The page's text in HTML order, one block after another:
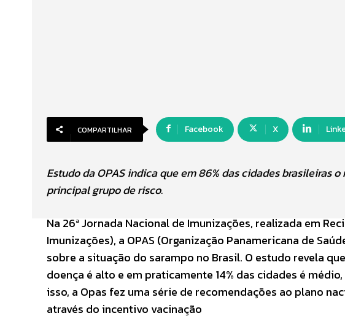
COMPARTILHAR Facebook X
Estudo da OPAS indica que em 86% das cidades brasileiras
principal grupo de risco.
Na 26ª Jornada Nacional de Imunizações, realizada em
Imunizações), a OPAS (Organização Panamericana de
sobre a situação do sarampo no Brasil. O estudo revela
doença é alto e em praticamente 14% das cidades é
isso, a Opas fez uma série de recomendações ao plano
através do incentivo vacinação